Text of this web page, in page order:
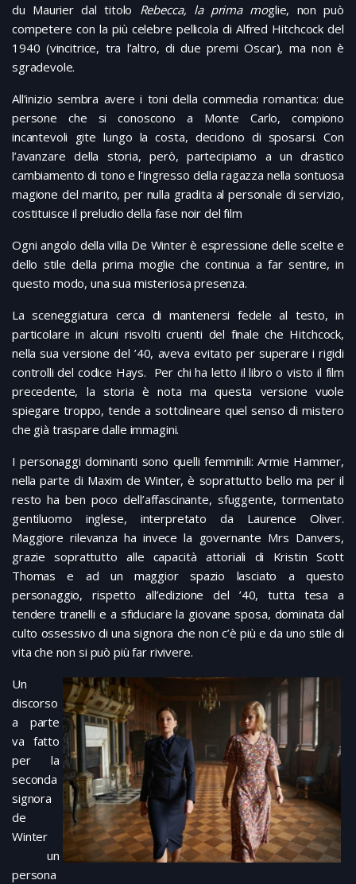
du Maurier dal titolo Rebecca, la prima moglie, non può
competere con la più celebre pellicola di Alfred Hitchcock del
1940 (vincitrice, tra l’altro, di due premi Oscar), ma non è
sgradevole.
All’inizio sembra avere i toni della commedia romantica: due
persone che si conoscono a Monte Carlo, compiono
incantevoli gite lungo la costa, decidono di sposarsi. Con
l’avanzare della storia, però, partecipiamo a un drastico
cambiamento di tono e l’ingresso della ragazza nella sontuosa
magione del marito, per nulla gradita al personale di servizio,
costituisce il preludio della fase noir del film
Ogni angolo della villa De Winter è espressione delle scelte e
dello stile della prima moglie che continua a far sentire, in
questo modo, una sua misteriosa presenza.
La sceneggiatura cerca di mantenersi fedele al testo, in
particolare in alcuni risvolti cruenti del finale che Hitchcock,
nella sua versione del ’40, aveva evitato per superare i rigidi
controlli del codice Hays. Per chi ha letto il libro o visto il film
precedente, la storia è nota ma questa versione vuole
spiegare troppo, tende a sottolineare quel senso di mistero
che già traspare dalle immagini.
I personaggi dominanti sono quelli femminili: Armie Hammer,
nella parte di Maxim de Winter, è soprattutto bello ma per il
resto ha ben poco dell’affascinante, sfuggente, tormentato
gentiluomo inglese, interpretato da Laurence Oliver.
Maggiore rilevanza ha invece la governante Mrs Danvers,
grazie soprattutto alle capacità attoriali di Kristin Scott
Thomas e ad un maggior spazio lasciato a questo
personaggio, rispetto all’edizione del ’40, tutta tesa a
tendere tranelli e a sfiduciare la giovane sposa, dominata dal
culto ossessivo di una signora che non c’è più e da uno stile di
vita che non si può più far rivivere.
Un
discorso
a parte
va fatto
per la
seconda
signora
de
Winter
un
persona